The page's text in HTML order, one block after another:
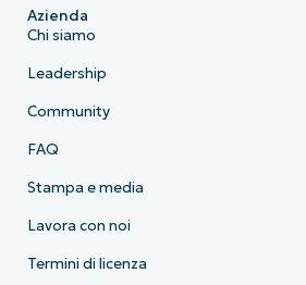
Azienda
Chi siamo
Leadership
Community
FAQ
Stampa e media
Lavora con noi
Termini di licenza